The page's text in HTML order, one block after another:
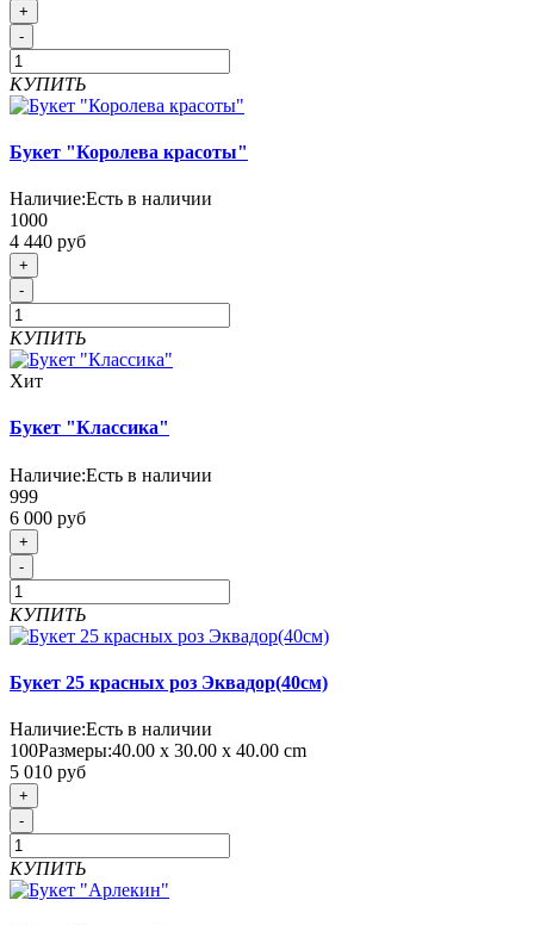
+
-
КУПИТЬ
Букет "Королева красоты"
Наличие:Есть в наличии
1000
4 440 руб
+
-
КУПИТЬ
Хит
Букет "Классика"
Наличие:Есть в наличии
999
6 000 руб
+
-
КУПИТЬ
Букет 25 красных роз Эквадор(40см)
Наличие:Есть в наличии
100Размеры:40.00 х 30.00 х 40.00 cm
5 010 руб
+
-
КУПИТЬ